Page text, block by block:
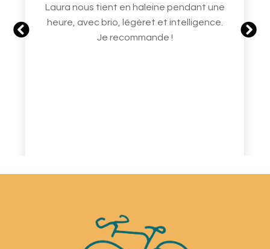
Laura nous tient en haleine pendant une
heure, avec brio, légèret et intelligence.
Je recommande !